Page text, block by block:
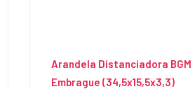
Arandela Distanciadora BGM
Embrague (34,5x15,5x3,3)